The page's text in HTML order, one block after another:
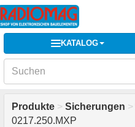
KATALOG
Produkte > Sicherungen >
0217.250.MXP